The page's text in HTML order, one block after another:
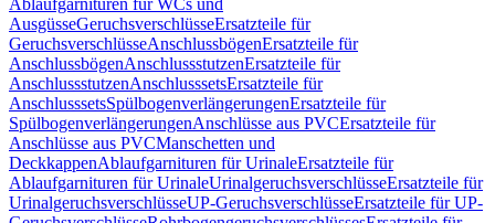
Ablaufgarnituren für WCs und
AusgüsseGeruchsverschlüsseErsatzteile für
GeruchsverschlüsseAnschlussbögenErsatzteile für
AnschlussbögenAnschlussstutzenErsatzteile für
AnschlussstutzenAnschlusssetsErsatzteile für
AnschlusssetsSpülbogenverlängerungenErsatzteile für
SpülbogenverlängerungenAnschlüsse aus PVCErsatzteile für
Anschlüsse aus PVCManschetten und
DeckkappenAblaufgarnituren für UrinaleErsatzteile für
Ablaufgarnituren für UrinaleUrinalgeruchsverschlüsseErsatzteile für
UrinalgeruchsverschlüsseUP-GeruchsverschlüsseErsatzteile für UP-